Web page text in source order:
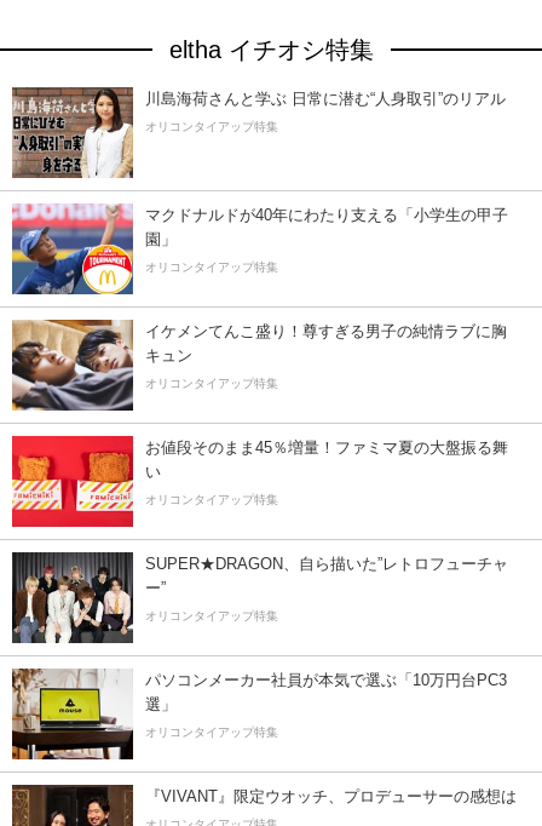
eltha イチオシ特集
川島海荷さんと学ぶ 日常に潜む“人身取引”のリアル
オリコンタイアップ特集
マクドナルドが40年にわたり支える「小学生の甲子
園」
オリコンタイアップ特集
イケメンてんこ盛り！尊すぎる男子の純情ラブに胸
キュン
オリコンタイアップ特集
お値段そのまま45％増量！ファミマ夏の大盤振る舞
い
オリコンタイアップ特集
SUPER★DRAGON、自ら描いた”レトロフューチャ
ー”
オリコンタイアップ特集
パソコンメーカー社員が本気で選ぶ「10万円台PC3
選」
オリコンタイアップ特集
『VIVANT』限定ウオッチ、プロデューサーの感想は